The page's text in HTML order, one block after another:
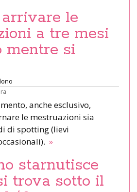
arrivare le
a tre mesi
mentre si
anche esclusivo,
le mestruazioni sia
di spotting (lievi
»
starnutisce
trova sotto il